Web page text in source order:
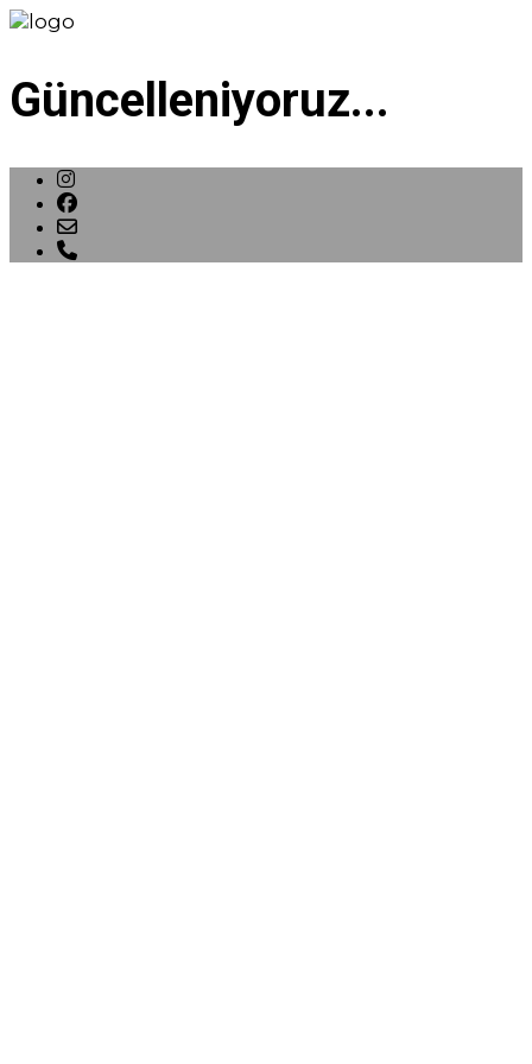
Güncelleniyoruz...